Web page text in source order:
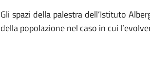
Gli spazi della palestra dell’Istituto
della popolazione nel caso in cui